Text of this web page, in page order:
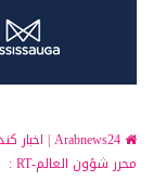
محرر شؤون العالم-RT :